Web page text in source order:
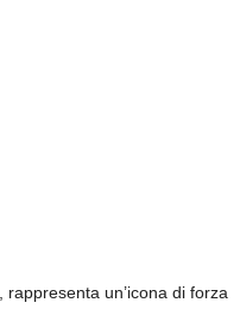
, rappresenta un’icona di forza